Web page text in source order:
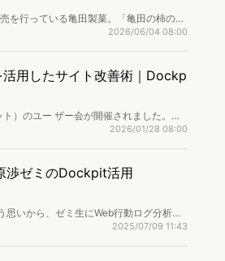
を行っている亀田製菓。「亀田の柿の
の米菓メーカーです。2021年からWeb行
の米川大佑氏に伺いました。
2026/06/04 08:00
用したサイト改善術｜Dockp
）のユー ザー会が開催されました。今
ある新聞社において、いかにしてデータ
2026/01/28 08:00
渉ゼミのDockpit活用
いから、ゼミ生にWeb行動ログ分析ツ
活用のスキルを身につける必要がある
2025/07/09 11:43